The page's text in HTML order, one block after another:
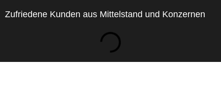
Zufriedene Kunden aus Mittelstand und Konzernen